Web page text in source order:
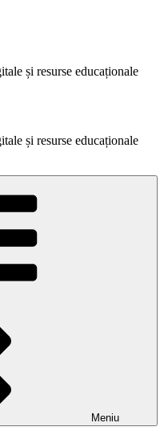
și resurse educaționale
și resurse educaționale
Meniu